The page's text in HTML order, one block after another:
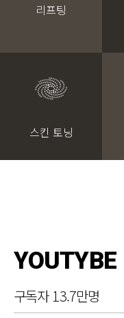
리프팅
스킨 토닝
YOUTYBE
구독자 13.7만명